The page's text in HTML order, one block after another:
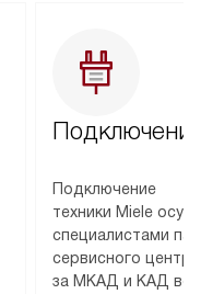
Подключение
техники Miele
специалистами
сервисного
за МКАД и КАД